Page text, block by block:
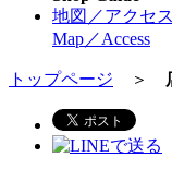
地図／アクセス
Map／Access
トップページ ＞